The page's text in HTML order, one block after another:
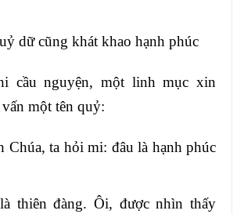
dữ cũng khát khao hạnh phúc
cầu nguyện, một linh mục xin
một tên quỷ:
Chúa, ta hỏi mi: đâu là hạnh phúc
thiên đàng. Ôi, được nhìn thấy